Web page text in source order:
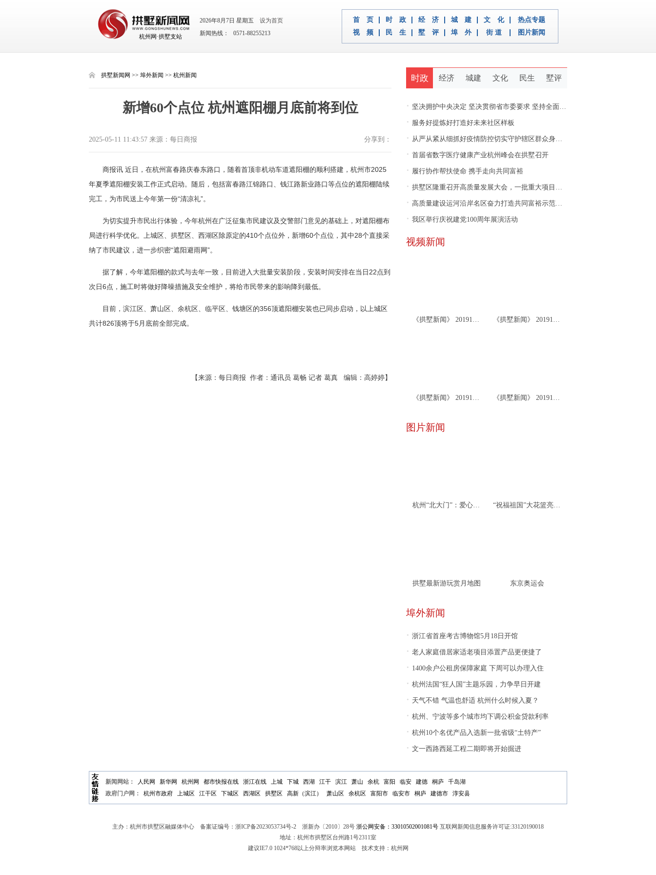
杭州网·拱墅支站
2026年8月7日 星期五
设为首页
新闻热线： 0571-88255213
首 页 时 政 经 济 城 建 文 化
热点专题
视 频
民 生 墅 评 埠 外 街 道 图片新闻
拱墅新闻网 >> 埠外新闻 >> 杭州新闻
新增60个点位 杭州遮阳棚月底前将到位
2025-05-11 11:43:57 来源：每日商报 分享到：
商报讯 近日，在杭州富春路庆春东路口，随着首顶非机动车道遮阳棚的顺利搭建，杭州市2025
年夏季遮阳棚安装工作正式启动。随后，包括富春路江锦路口、钱江路新业路口等点位的遮阳棚陆续
完工，为市民送上今年第一份“清凉礼”。
为切实提升市民出行体验，今年杭州在广泛征集市民建议及交警部门意见的基础上，对遮阳棚布
局进行科学优化。上城区、拱墅区、西湖区除原定的410个点位外，新增60个点位，其中28个直接采
纳了市民建议，进一步织密“遮阳避雨网”。
据了解，今年遮阳棚的款式与去年一致，目前进入大批量安装阶段，安装时间安排在当日22点到
次日6点，施工时将做好降噪措施及安全维护，将给市民带来的影响降到最低。
目前，滨江区、萧山区、余杭区、临平区、钱塘区的356顶遮阳棚安装也已同步启动，以上城区
共计826顶将于5月底前全部完成。
【来源：每日商报 作者：通讯员 葛畅 记者 葛真 编辑：高婷婷】
时政 经济 城建 文化 民生 墅评
· 坚决拥护中央决定 坚决贯彻省市委要求 坚持全面从严治党推动新拱墅经济社会又好又快发展
· 服务好提炼好打造好未来社区样板
· 从严从紧从细抓好疫情防控切实守护辖区群众身体健康
· 首届省数字医疗健康产业杭州峰会在拱墅召开
· 履行协作帮扶使命 携手走向共同富裕
· 拱墅区隆重召开高质量发展大会，一批重大项目开工签约
· 高质量建设运河沿岸名区奋力打造共同富裕示范区拱墅样本
· 我区举行庆祝建党100周年展演活动
视频新闻
《拱墅新闻》 20191126 《拱墅新闻》 20191122
《拱墅新闻》 20191119 《拱墅新闻》 20191115
图片新闻
杭州“北大门”：爱心接力 携手同行 “祝福祖国”大花篮亮相天安门广场
拱墅最新游玩赏月地图 东京奥运会
埠外新闻
· 浙江省首座考古博物馆5月18日开馆
· 老人家庭借居家适老项目添置产品更便捷了
· 1400余户公租房保障家庭 下周可以办理入住
· 杭州法国“狂人国”主题乐园，力争早日开建
· 天气不错 气温也舒适 杭州什么时候入夏？
· 杭州、宁波等多个城市均下调公积金贷款利率
· 杭州10个名优产品入选新一批省级“土特产”
· 文一西路西延工程二期即将开始掘进
新闻网站： 人民网 新华网 杭州网 都市快报在线 浙江在线 上城 下城 西湖 江干 滨江 萧山 余杭 富阳 临安 建德 桐庐
千岛湖
政府门户网：
杭州市政府 上城区 江干区 下城区 西湖区 拱墅区 高新（滨江） 萧山区 余杭区 富阳市 临安市 桐庐 建德市 淳安县
主办：杭州市拱墅区融媒体中心 备案证编号： 浙ICP备2023053734号-2 浙新办〔2010〕28号 浙公网安备：33010502001081号 互联网新闻信息服务许可证:33120190018
地址：杭州市拱墅区台州路1号2311室
建议IE7.0 1024*768以上分辩率浏览本网站 技术支持：杭州网